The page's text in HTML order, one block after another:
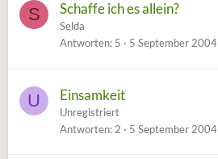
S Schaffe ich es allein?
Selda
Antworten 5 5 September 2004
U Einsamkeit
Unregistriert
Antworten 2 5 September 2004